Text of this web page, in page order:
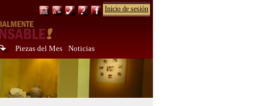
Inicio de sesión
Piezas del Mes Noticias